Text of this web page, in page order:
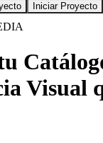
Iniciar Proyecto
Visual